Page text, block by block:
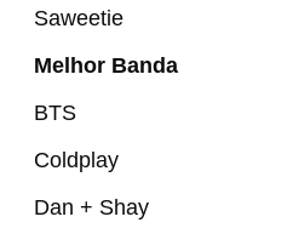
Saweetie
Melhor Banda
BTS
Coldplay
Dan + Shay